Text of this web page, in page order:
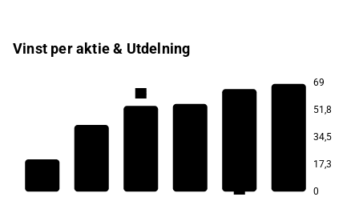
Vinst per aktie & Utdelning
69
51,8
34,5
17,3
0
3,3
1,5